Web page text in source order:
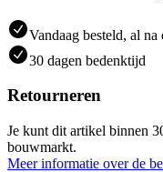
Vandaag besteld, al
30 dagen bedenktijd
Retourneren
Je kunt dit artikel binnen
bouwmarkt.
Meer informatie over de